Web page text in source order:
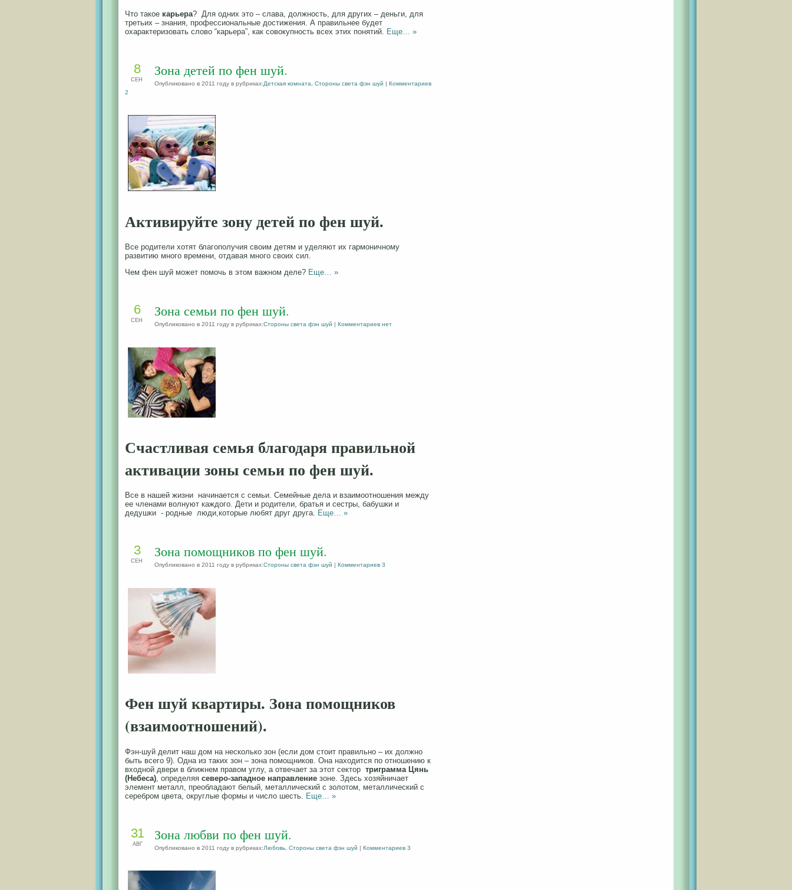
Что такое карьера? Для одних это – слава, должность, для других – деньги, для
третьих – знания, профессиональные достижения. А правильнее будет
охарактеризовать слово “карьера”, как совокупность всех этих понятий.
Еще… »
Зона детей по фен шуй.
Опубликовано в 2011 году в рубриках:Детская комната Стороны света фэн шуй | Комментариев
2
8
СЕН
Активируйте зону детей по фен шуй.
Все родители хотят благополучия своим детям и уделяют их гармоничному
развитию много времени, отдавая много своих сил.
Чем фен шуй может помочь в этом важном деле? Еще… »
Зона семьи по фен шуй.
Опубликовано в 2011 году в рубриках:Стороны света фэн шуй | Комментариев нет
6
СЕН
Счастливая семья благодаря правильной
активации зоны семьи по фен шуй.
Все в нашей жизни начинается с семьи. Семейные дела и взаимоотношения между
ее членами волнуют каждого. Дети и родители, братья и сестры, бабушки и
дедушки - родные люди,которые любят друг друга. Еще… »
Зона помощников по фен шуй.
Опубликовано в 2011 году в рубриках:Стороны света фэн шуй | Комментариев 3
3
СЕН
Фен шуй квартиры. Зона помощников
(взаимоотношений).
Фэн-шуй делит наш дом на несколько зон (если дом стоит правильно – их должно
быть всего 9). Одна из таких зон – зона помощников. Она находится по отношению к
входной двери в ближнем правом углу, а отвечает за этот сектор триграмма Цянь
(Небеса) , определяя северо-западное направление зоне. Здесь хозяйничает
элемент металл, преобладают белый, металлический с золотом, металлический с
серебром цвета, округлые формы и число шесть. Еще… »
Зона любви по фен шуй.
Опубликовано в 2011 году в рубриках:Любовь Стороны света фэн шуй | Комментариев 3
31
АВГ